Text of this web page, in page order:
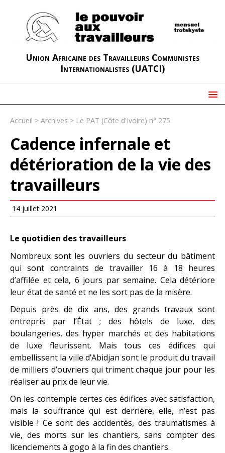
Union Africaine des Travailleurs Communistes
Internationalistes (UATCI)
Accueil > Archives > Le PAT (Côte d'Ivoire) n° 275
Cadence infernale et
détérioration de la vie des
travailleurs
14 juillet 2021
Le quotidien des travailleurs
Nombreux sont les ouvriers du secteur du bâtiment
qui sont contraints de travailler 16 à 18 heures
d’affilée et cela, 6 jours par semaine. Cela détériore
leur état de santé et ne les sort pas de la misère.
Depuis près de dix ans, des grands travaux sont
entrepris par l’État ; des hôtels de luxe, des
boulangeries, des hyper marchés et des habitations
de luxe fleurissent. Mais tous ces édifices qui
embellissent la ville d’Abidjan sont le produit du travail
de milliers d’ouvriers qui triment chaque jour pour les
réaliser au prix de leur vie.
On les contemple certes ces édifices avec satisfaction,
mais la souffrance qui est derrière, elle, n’est pas
visible ! Ce sont des accidentés, des traumatismes à
vie, des morts sur les chantiers, sans compter des
licenciements à gogo à la fin des chantiers.